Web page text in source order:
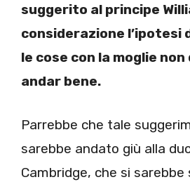
suggerito al principe
considerazione l’ipotesi
le cose con la moglie
andar bene.
Parrebbe che tale
sarebbe andato giù alla
Cambridge, che si